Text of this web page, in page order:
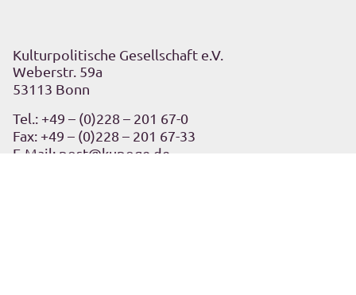
Kulturpolitische Gesellschaft e.V.
Weberstr. 59a
53113 Bonn
Tel.: +49 – (0)228 – 201 67-0
Fax: +49 – (0)228 – 201 67-33
E-Mail: post@kupoge.de